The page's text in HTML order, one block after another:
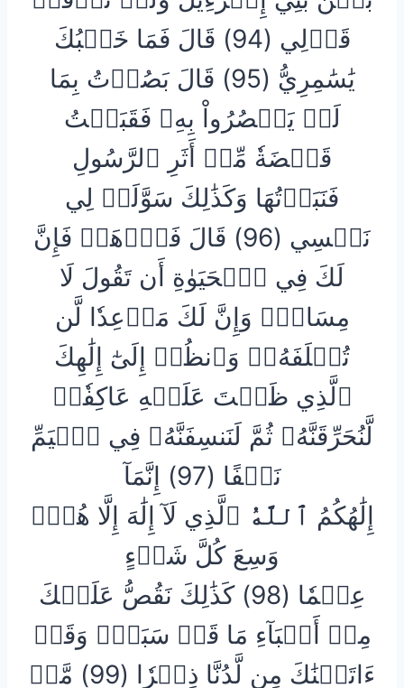
قَوۡلِي (94) قَالَ فَمَا خَطۡبُكَ
يَٰسَٰمِرِيُّ (95) قَالَ بَصُرۡتُ بِمَا
لَمۡ يَبۡصُرُواْ بِهِۦ فَقَبَضۡتُ
قَبۡضَةٗ مِّنۡ أَثَرِ ٱلرَّسُولِ
فَنَبَذۡتُهَا وَكَذَٰلِكَ سَوَّلَتۡ لِي
نَفۡسِي (96) قَالَ فَٱذۡهَبۡ فَإِنَّ
لَكَ فِي ٱلۡحَيَوٰةِ أَن تَقُولَ لَا
مِسَاسَۖ وَإِنَّ لَكَ مَوۡعِدٗا لَّن
تُخۡلَفَهُۥۖ وَٱنظُرۡ إِلَىٰٓ إِلَٰهِكَ
ٱلَّذِي ظَلۡتَ عَلَيۡهِ عَاكِفٗاۖ
لَّنُحَرِّقَنَّهُۥ ثُمَّ لَنَنسِفَنَّهُۥ فِي ٱلۡيَمِّ
نَسۡفًا (97) إِنَّمَآ
إِلَٰهُكُمُ ٱللَّهُ ٱلَّذِي لَآ إِلَٰهَ إِلَّا هُوَۚ
وَسِعَ كُلَّ شَيۡءٍ
عِلۡمٗا (98) كَذَٰلِكَ نَقُصُّ عَلَيۡكَ
مِنۡ أَنۢبَآءِ مَا قَدۡ سَبَقَۚ وَقَدۡ
ءَاتَيۡنَٰكَ مِن لَّدُنَّا ذِكۡرٗا (99) مَّنۡ